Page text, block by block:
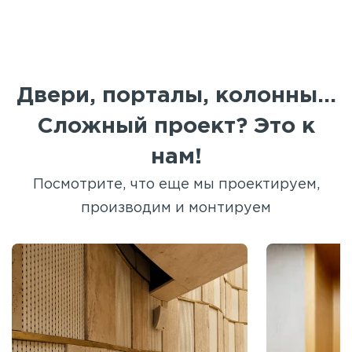
Двери, порталы, колонны...
Сложный проект? Это к
нам!
Посмотрите, что еще мы проектируем,
производим и монтируем